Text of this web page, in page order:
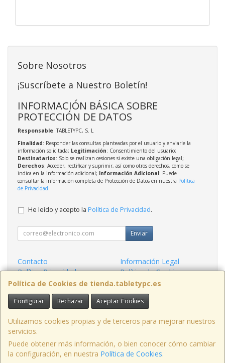
Política de Cookies de tienda.tabletypc.es
Configurar Rechazar Aceptar Cookies
Utilizamos cookies propias y de terceros para mejorar nuestros
servicios.
Puede obtener más información, o bien conocer cómo cambiar
la configuración, en nuestra Política de Cookies.
Sobre Nosotros
¡Suscríbete a Nuestro Boletín!
INFORMACIÓN BÁSICA SOBRE
PROTECCIÓN DE DATOS
Responsable: TABLETYPC, S. L
Finalidad: Responder las consultas planteadas por el usuario y enviarle la
información solicitada; Legitimación: Consentimiento del usuario;
Destinatarios: Solo se realizan cesiones si existe una obligación legal;
Derechos: Acceder, rectificar y suprimir, así como otros derechos, como se
indica en la información adicional; Información Adicional: Puede
consultar la información completa de Protección de Datos en nuestra Política
de Privacidad
He leído y acepto la Política de Privacidad.
Enviar
Contacto
Información Legal
Política Privacidad
Política de Cookies
Condiciones de Compra
Formas de Pago
Contacto
tienda@tabletypc.es
, , , , España. - C.I.F.: B06991772 - Tfno: